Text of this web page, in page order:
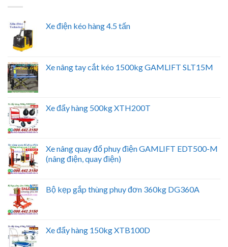
Xe điện kéo hàng 4.5 tấn
Xe nâng tay cắt kéo 1500kg GAMLIFT SLT15M
Xe đẩy hàng 500kg XTH200T
Xe nâng quay đổ phuy điện GAMLIFT EDT500-M
(nâng điện, quay điện)
Bộ kẹp gắp thùng phuy đơn 360kg DG360A
Xe đẩy hàng 150kg XTB100D